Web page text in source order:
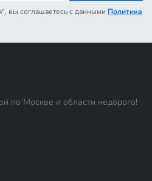
вы соглашаетесь с данными Политика
по Москве и области недорого!